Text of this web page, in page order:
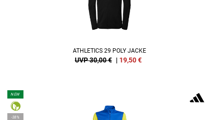
ATHLETICS 29 POLY JACKE
UVP 30,00 € | 19,50€
NEW
-38%